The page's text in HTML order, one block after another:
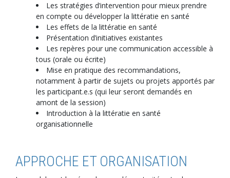
Les stratégies d’intervention pour mieux prendre
en compte ou développer la littératie en santé
Les effets de la littératie en santé
Présentation d’initiatives existantes
Les repères pour une communication accessible à
tous (orale ou écrite)
Mise en pratique des recommandations,
notamment à partir de sujets ou projets apportés par
les participant.e.s (qui leur seront demandés en
amont de la session)
Introduction à la littératie en santé
organisationnelle
APPROCHE ET ORGANISATION